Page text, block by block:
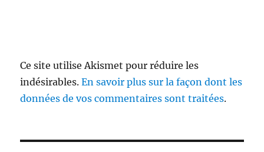
Ce site utilise Akismet pour réduire les
indésirables.En savoir plus sur la façon dont les
données de vos commentaires sont traitées.